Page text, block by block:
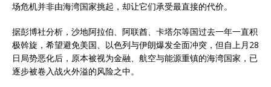
场危机并非由海湾国家挑起，却让它们承受最直接的代价。
据彭博社分析，沙地阿拉伯、阿联酋、卡塔尔等国过去一年一直积
极斡旋，希望避免美国、以色列与伊朗爆发全面冲突，但自上月28
日局势恶化后，原本被视为金融、航空与能源重镇的海湾国家，已
逐步被卷入战火外溢的风险之中。